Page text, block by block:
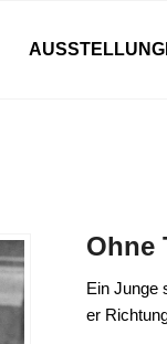
Ohne
Ein Junge
er